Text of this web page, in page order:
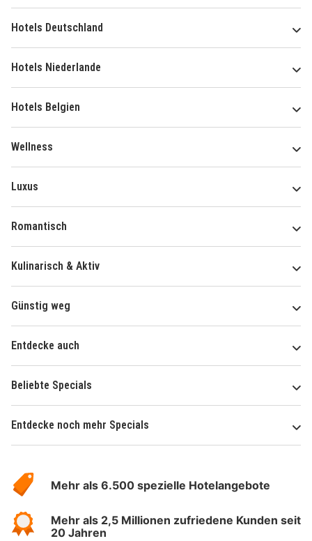
Hotels Deutschland
Hotels Niederlande
Hotels Belgien
Wellness
Luxus
Romantisch
Kulinarisch & Aktiv
Günstig weg
Entdecke auch
Beliebte Specials
Entdecke noch mehr Specials
Hotelspecials
Mehr als 6.500 spezielle Hotelangebote
Mehr als 2,5 Millionen zufriedene Kunden seit
20 Jahren